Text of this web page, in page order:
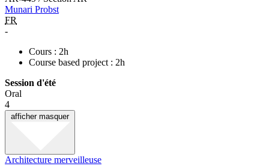
Munari Probst
FR
-
Cours : 2h
Course based project : 2h
Session d'été
Oral
4
afficher masquer
Architecture merveilleuse